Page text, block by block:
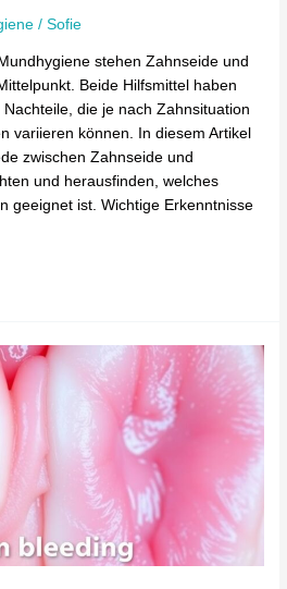
/Sofie
stehen Zahnseide und
Beide Hilfsmittel haben
die je nach Zahnsituation
variieren können. In diesem Artikel
zwischen Zahnseide und
und herausfinden, welches
geeignet ist. Wichtige Erkenntnisse